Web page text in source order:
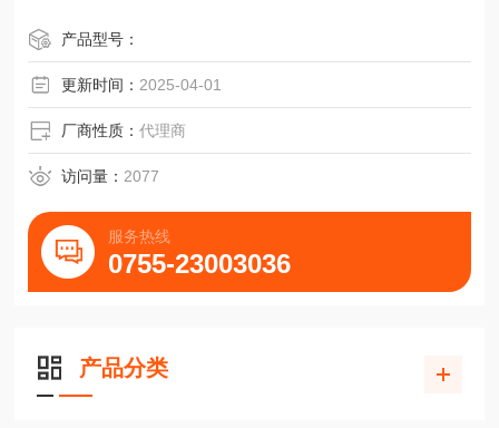
细组装镊子
产品型号：
更新时间： 2025-04-01
厂商性质：代理商
访问量： 2077
服务热线
0755-23003036
产品分类